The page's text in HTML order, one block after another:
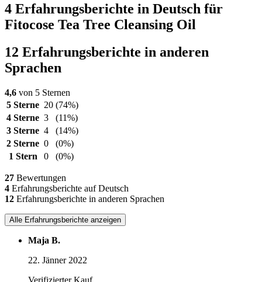
4 Erfahrungsberichte in Deutsch für
Fitocose Tea Tree Cleansing Oil
12 Erfahrungsberichte in anderen
Sprachen
4,6 von 5 Sternen
5 Sterne 20 (74%)
4 Sterne 3
(11%)
3 Sterne 4
(14%)
2 Sterne 0
(0%)
1 Stern
0 (0%)
27 Bewertungen
4 Erfahrungsberichte auf Deutsch
12 Erfahrungsberichte in anderen Sprachen
Alle Erfahrungsberichte anzeigen
Maja B.
22. Jänner 2022
Verifizierter Kauf